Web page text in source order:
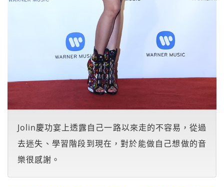
Jolin慶功宴上透露自己一路以來走的不容易，從過
去迷失、學習階段到現在，對於能做自己想做的音
樂很感謝。